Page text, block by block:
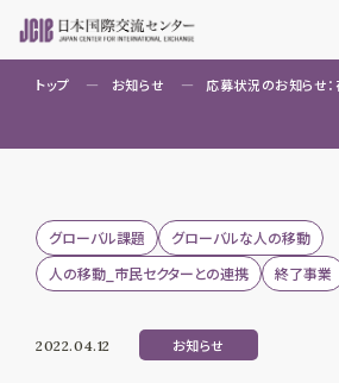
トップ お知らせ 応募状況のお知らせ
グローバル課題
グローバルな人の移動
人の移動_市民セクターとの連携
終了事業
2022.04.12 お知らせ